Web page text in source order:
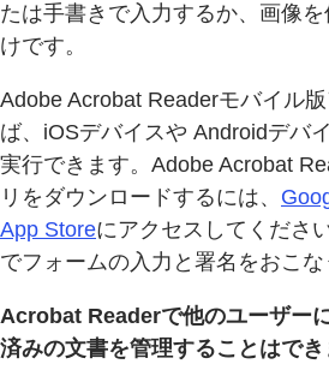
たは手書きで入力するか、画像
けです。
Adobe Acrobat Readerモバイル
ば、iOSデバイスや Androidデバ
実行できます。Adobe Acrobat
リをダウンロードするには、
App Storeにアクセスしてくださ
でフォームの入力と署名をおこな
Acrobat Readerで他のユーザー
済みの文書を管理することはでき